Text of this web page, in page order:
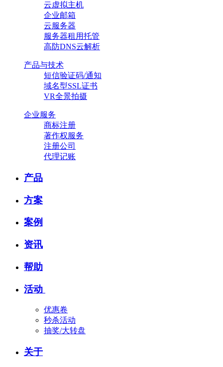
云虚拟主机
企业邮箱
云服务器
服务器租用托管
高防DNS云解析
产品与技术
短信验证码/通知
域名型SSL证书
VR全景拍摄
企业服务
商标注册
著作权服务
注册公司
代理记账
产品
方案
案例
资讯
帮助
活动
优惠卷
秒杀活动
抽奖/大转盘
关于